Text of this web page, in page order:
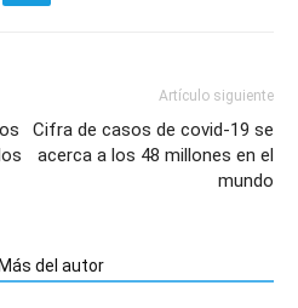
Artículo siguiente
Cifra de casos de covid-19 se
acerca a los 48 millones en el
mundo
Más del autor